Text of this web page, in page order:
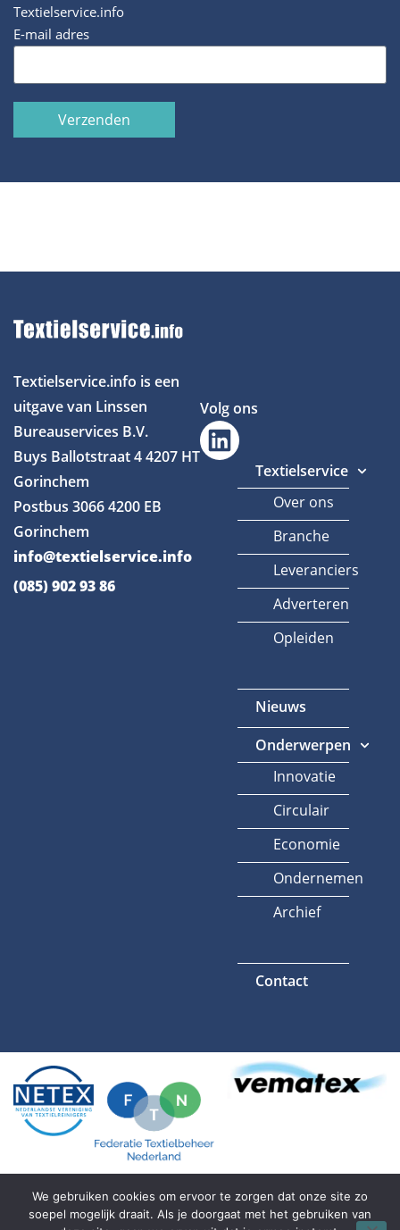
Textielservice.info
E-mail adres
Verzenden
Textielservice.info is een
uitgave van Linssen
Bureauservices B.V.
Buys Ballotstraat 44207 HT
Gorinchem
Postbus 30664200 EB
Gorinchem
info@textielservice.info
(085) 902 93 86
Volg ons
Textielservice
Over ons
Branche
Leveranciers
Adverteren
Opleiden
Nieuws
Onderwerpen
Innovatie
Circulair
Economie
Ondernemen
Archief
Contact
We gebruiken cookies om ervoor te zorgen dat onze site zo
soepel mogelijk draait. Als je doorgaat met het gebruiken van